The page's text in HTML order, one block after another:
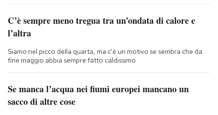
C’è sempre meno tregua tra un’ondata di calore e
l’altra
Siamo nel picco della quarta, ma c'è un motivo se sembra che da
fine maggio abbia sempre fatto caldissimo
Se manca l’acqua nei fiumi europei mancano un
sacco di altre cose